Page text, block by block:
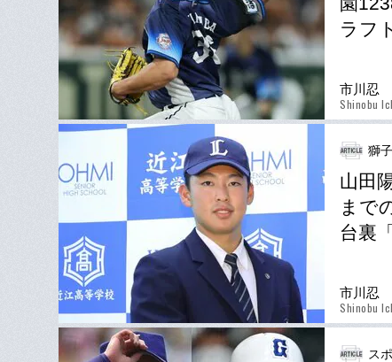
ラフ
市川忍
Shinobu
獅
山田
まで
台裏
市川忍
Shinobu
ス